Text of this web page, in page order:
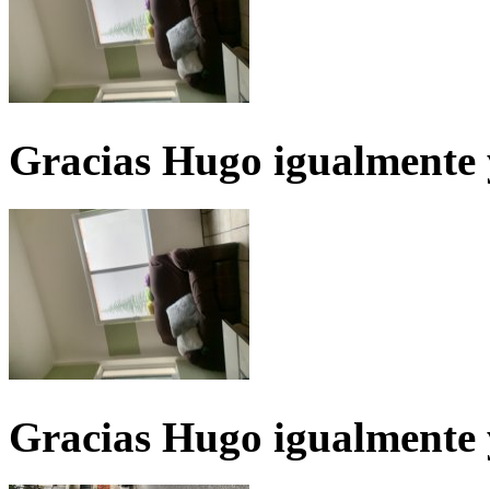
Gracias Hugo igualmente
Gracias Hugo igualmente